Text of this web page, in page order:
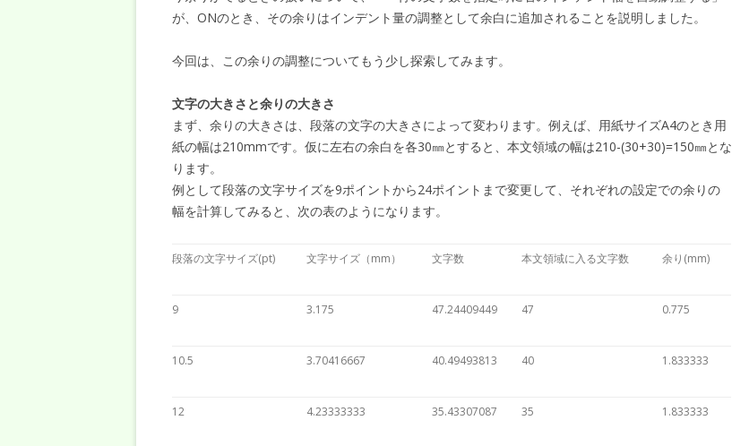
が、ONのとき、その余りはインデント量の調整として余白に追加されることを説明しました。
今回は、この余りの調整についてもう少し探索してみます。
文字の大きさと余りの大きさ
まず、余りの大きさは、段落の文字の大きさによって変わります。例えば、用紙サイズA4のとき用
紙の幅は210mmです。仮に左右の余白を各30㎜とすると、本文領域の幅は210-(30+30)=150㎜とな
ります。
例として段落の文字サイズを9ポイントから24ポイントまで変更して、それぞれの設定での余りの
幅を計算してみると、次の表のようになります。
段落の文字サイズ(pt) 文字サイズ（mm） 文字数 本文領域に入る文字数 余り(mm)
9 3.175 47.24409449 47 0.775
10.5 3.70416667 40.49493813 40 1.833333
12 4.23333333 35.43307087 35 1.833333